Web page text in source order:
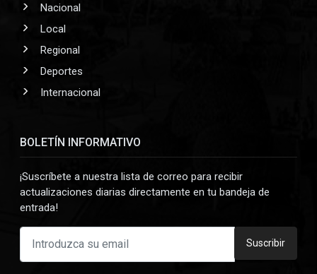
Nacional
Local
Regional
Deportes
Internacional
BOLETÍN INFORMATIVO
¡Suscríbete a nuestra lista de correo para recibir
actualizaciones diarias directamente en tu bandeja de
entrada!
Suscribir